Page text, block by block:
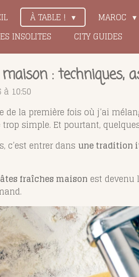
À TABLE ! MAROC
INSOLITES
CITY GUIDES
: techniques,
10:50
de la première fois où j’ai
simple. Et pourtant,
c’est entrer dans une tradition
fraîches maison est devenu